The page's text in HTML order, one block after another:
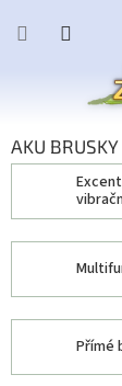
AKU BRUSKY
excentrické a